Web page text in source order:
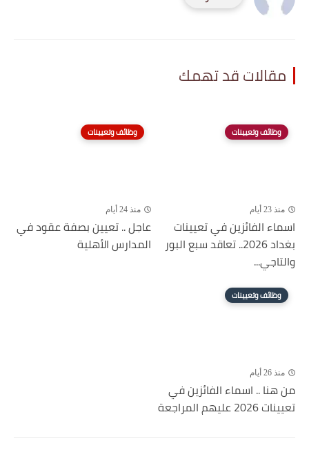
مقالات قد تهمك
وظائف وتعيينات
منذ 23 أيام
اسماء الفائزين في تعيينات
بغداد 2026.. تعاقد سبع البور
والتاجي...
وظائف وتعيينات
منذ 24 أيام
عاجل .. تعيين بصفة عقود في
المدارس الأهلية
وظائف وتعيينات
منذ 26 أيام
من هنا .. اسماء الفائزين في
تعيينات 2026 عليهم المراجعة